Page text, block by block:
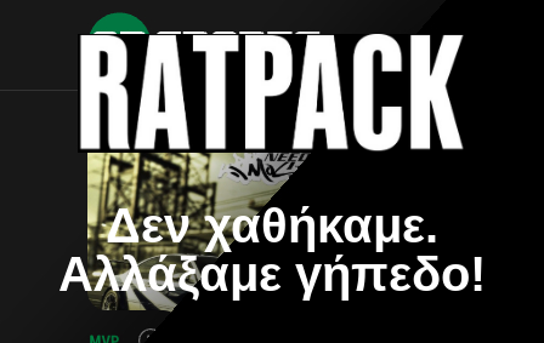
Δεν χαθήκαμε.
Αλλάξαμε γήπεδο!